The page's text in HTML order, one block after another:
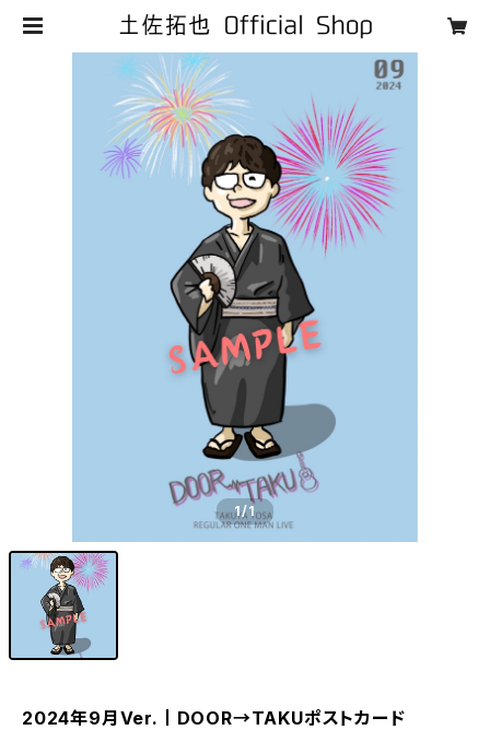
1/1
2024年9月Ver.丨DOOR→TAKUポストカード